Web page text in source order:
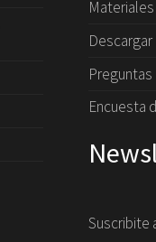
Materiales
Encuesta
Suscribite